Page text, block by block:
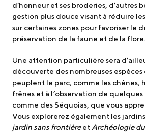
d’honneur et ses broderies, d’autres
gestion plus douce visant à réduire
sur certaines zones pour favoriser le
préservation de la faune et de la flore.
Une attention particulière sera
découverte des nombreuses espèces
peuplent le parc, comme les chênes,
frênes et à l’observation de
comme des Séquoias, que vous
Vous explorerez également les jardins
jardin sans frontièreet Archéologie